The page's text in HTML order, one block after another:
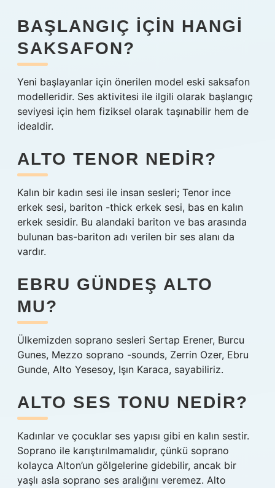
BAŞLANGIÇ IÇIN HANGI
SAKSAFON?
Yeni başlayanlar için önerilen model eski saksafon
modelleridir. Ses aktivitesi ile ilgili olarak başlangıç ​​
seviyesi için hem fiziksel olarak taşınabilir hem de
idealdir.
ALTO TENOR NEDIR?
Kalın bir kadın sesi ile insan sesleri; Tenor ince
erkek sesi, bariton -thick erkek sesi, bas en kalın
erkek sesidir. Bu alandaki bariton ve bas arasında
bulunan bas-bariton adı verilen bir ses alanı da
vardır.
EBRU GÜNDEŞ ALTO
MU?
Ülkemizden soprano sesleri Sertap Erener, Burcu
Gunes, Mezzo soprano -sounds, Zerrin Ozer, Ebru
Gunde, Alto Yesesoy, Işın Karaca, sayabiliriz.
ALTO SES TONU NEDIR?
Kadınlar ve çocuklar ses yapısı gibi en kalın sestir.
Soprano ile karıştırılmamalıdır, çünkü soprano
kolayca Alton’un gölgelerine gidebilir, ancak bir
yaşlı asla soprano ses aralığını veremez. Alto